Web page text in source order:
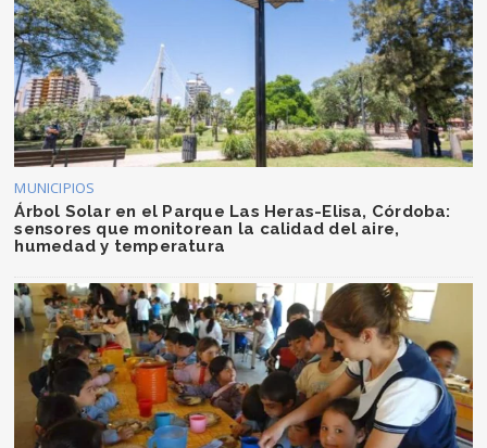
MUNICIPIOS
Árbol Solar en el Parque Las Heras-Elisa, Córdoba:
sensores que monitorean la calidad del aire,
humedad y temperatura